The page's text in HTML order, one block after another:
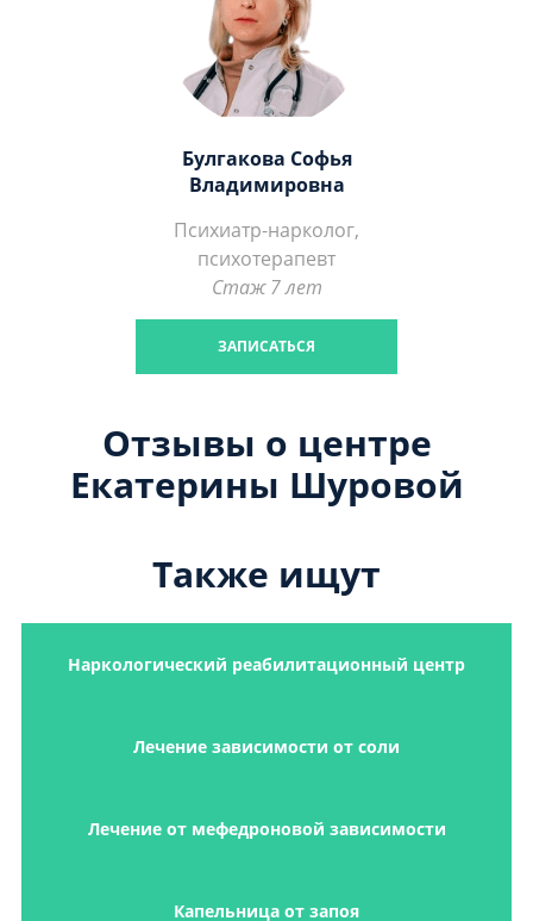
Булгакова Софья
Владимировна
Психиатр-нарколог,
психотерапевт
Стаж 7 лет
ЗАПИСАТЬСЯ
Отзывы о центре
Екатерины Шуровой
Также ищут
Наркологический реабилитационный центр
Лечение зависимости от соли
Лечение от мефедроновой зависимости
Капельница от запоя